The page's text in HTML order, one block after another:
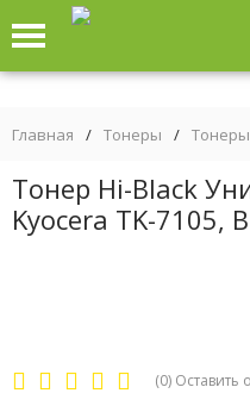
Главная / Тонеры /
Тонер Hi-Black
Kyocera TK-7105,
(0) Оставить